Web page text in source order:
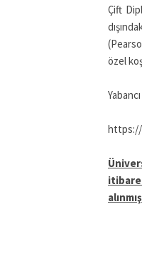
Çift
özel
https://